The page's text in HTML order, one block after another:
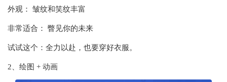
外观： 皱纹和笑纹丰富
非常适合： 瞥见你的未来
试试这个：全力以赴，也要穿好衣服。
2、绘图 + 动画